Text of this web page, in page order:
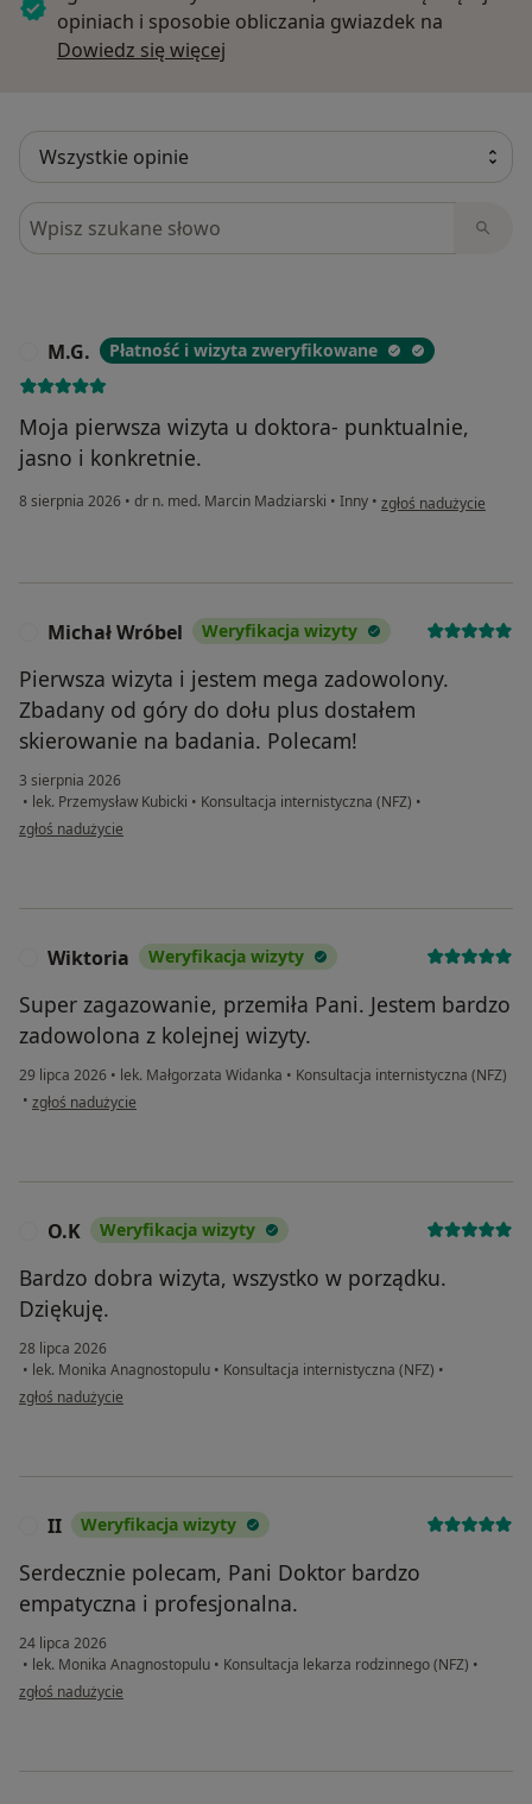
opiniach i sposobie obliczania gwiazdek na
Dowiedz się więcej
Szukaj w opiniach
M.G. Płatność i wizyta zweryfikowane
Moja pierwsza wizyta u doktora- punktualnie,
jasno i konkretnie.
8 sierpnia 2026 • dr n. med. Marcin Madziarski • Inny • w opinii użytkownika
zgłoś nadużycie
Michał Wróbel Weryfikacja wizyty
Pierwsza wizyta i jestem mega zadowolony.
Zbadany od góry do dołu plus dostałem
skierowanie na badania. Polecam!
3 sierpnia 2026
• lek. Przemysław Kubicki • Konsultacja internistyczna (NFZ) •
w opinii użytkownika Michał Wróbel
zgłoś nadużycie
Wiktoria Weryfikacja wizyty
Super zagazowanie, przemiła Pani. Jestem bardzo
zadowolona z kolejnej wizyty.
29 lipca 2026 • lek. Małgorzata Widanka • Konsultacja internistyczna (NFZ)
• w opinii użytkownika Wiktoria
zgłoś nadużycie
O.K Weryfikacja wizyty
Bardzo dobra wizyta, wszystko w porządku.
Dziękuję.
28 lipca 2026
• lek. Monika Anagnostopulu • Konsultacja internistyczna (NFZ) •
w opinii użytkownika O.K
zgłoś nadużycie
II Weryfikacja wizyty
Serdecznie polecam, Pani Doktor bardzo
empatyczna i profesjonalna.
24 lipca 2026
• lek. Monika Anagnostopulu • Konsultacja lekarza rodzinnego (NFZ) •
w opinii użytkownika II
zgłoś nadużycie